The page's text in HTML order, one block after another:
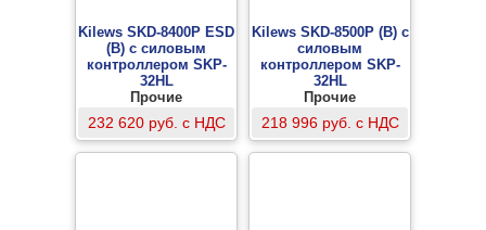
Kilews SKD-8400P ESD
(B) с силовым
контроллером SKP-
32HL
винтоверт
Прочие
232 620 руб. с НДС
Kilews SKD-8500P (B) с
силовым
контроллером SKP-
32HL
винтоверт
Прочие
218 996 руб. с НДС